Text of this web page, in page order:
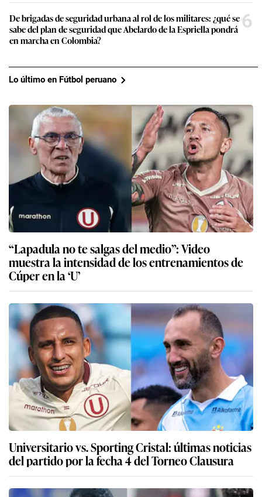
De brigadas de seguridad urbana al rol de los militares: ¿qué se
sabe del plan de seguridad que Abelardo de la Espriella pondrá
en marcha en Colombia?
6
Lo último en Fútbol peruano
“Lapadula no te salgas del medio”: Video
muestra la intensidad de los entrenamientos de
Cúper en la ‘U’
Universitario vs. Sporting Cristal: últimas noticias
del partido por la fecha 4 del Torneo Clausura